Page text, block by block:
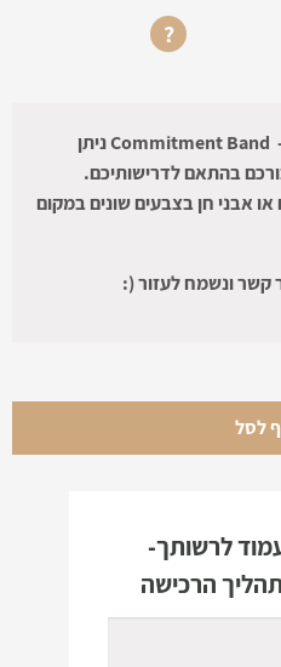
?
את טבעת החישוק מדגם זה- Commitment Band ניתן
בהתאם לדרישותיכם.
אבני חן בצבעים שונים במקום
קשר ונשמח לעזור (:
לסל
לרשותך-
הרכישה